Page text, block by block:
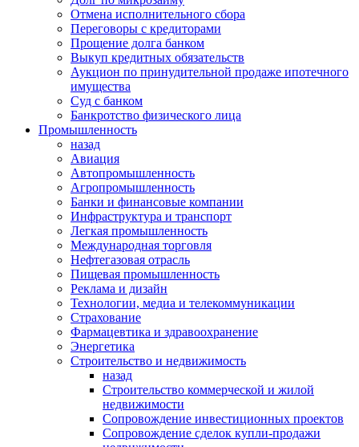
Отмена исполнительного сбора
Переговоры с кредиторами
Прощение долга банком
Выкуп кредитных обязательств
Аукцион по принудительной продаже ипотечного
имущества
Суд с банком
Банкротство физического лица
Промышленность
назад
Авиация
Автопромышленность
Агропромышленность
Банки и финансовые компании
Инфраструктура и транспорт
Легкая промышленность
Международная торговля
Нефтегазовая отрасль
Пищевая промышленность
Реклама и дизайн
Технологии, медиа и телекоммуникации
Страхование
Фармацевтика и здравоохранение
Энергетика
Строительство и недвижимость
назад
Строительство коммерческой и жилой
недвижимости
Сопровождение инвестиционных проектов
Сопровождение сделок купли-продажи